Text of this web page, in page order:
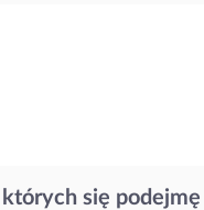
się podejmę